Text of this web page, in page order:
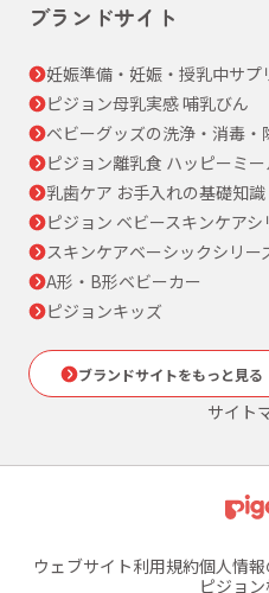
ブランドサイト
妊娠準備・妊娠・授乳中サプ
ピジョン母乳実感 哺乳びん
ベビーグッズの洗浄・消毒・
ピジョン離乳食 ハッピーミ
乳歯ケア お手入れの基礎知識
ピジョン ベビースキンケアシ
スキンケアベーシックシリー
A形・B形ベビーカー
ピジョンキッズ
ブランドサイトをもっと見る
サイト
ウェブサイト利用規約個人情
ピジョ